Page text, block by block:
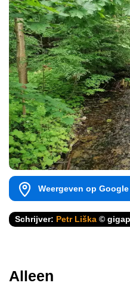
Weergeven op Google
Schrijver: Petr Liška ©
Alleen